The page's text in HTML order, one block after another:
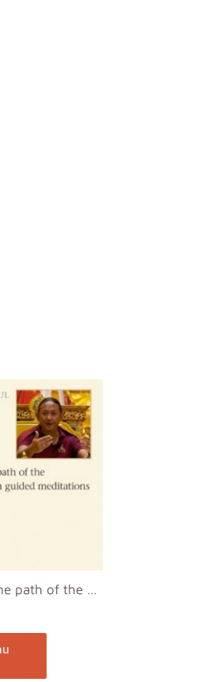
Training in the path of the bodhisattva with guide...